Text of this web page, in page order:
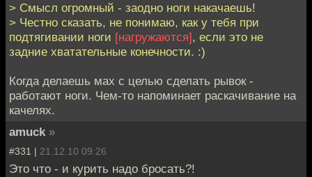
> Смысл огромный - заодно ноги накачаешь!
> Честно сказать, не понимаю, как у тебя при
подтягивании ноги [нагружаются], если это не
задние хватательные конечности. :)
Когда делаешь мах с целью сделать рывок -
работают ноги. Чем-то напоминает раскачивание на
качелях.
amuck »
#331 | 21.12.10 09:26
Это что - и курить надо бросать?!